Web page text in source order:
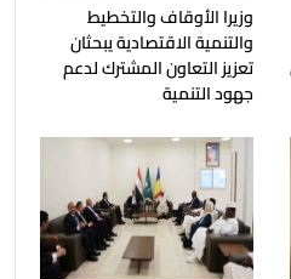
وزيرا الأوقاف والتخطيط
والتنمية الاقتصادية يبحثان
تعزيز التعاون المشترك لدعم
جهود التنمية